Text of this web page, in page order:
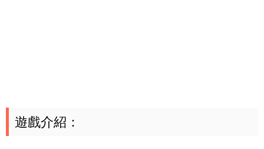
遊戲介紹：